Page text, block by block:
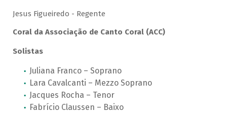
Jesus Figueiredo - Regente
Coral da Associação de Canto Coral (ACC)
Solistas
Juliana Franco – Soprano
Lara Cavalcanti – Mezzo Soprano
Jacques Rocha – Tenor
Fabrício Claussen – Baixo